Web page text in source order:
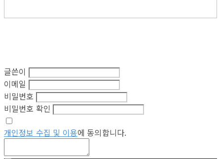
글쓴이
이메일
비밀번호
비밀번호 확인
개인정보 수집 및 이용에 동의합니다.